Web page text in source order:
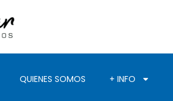
QUIENES SOMOS + INFO